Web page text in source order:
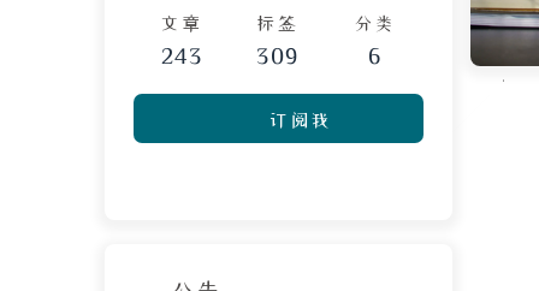
文章
243
标签
309
分类
6
订阅我